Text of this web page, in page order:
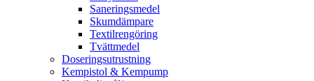
Saneringsmedel
Skumdämpare
Textilrengöring
Tvättmedel
Doseringsutrustning
Kempistol & Kempump